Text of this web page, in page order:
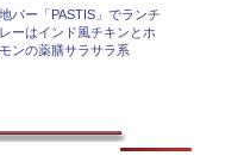
バー「PASTIS」でランチ
ーはインド風チキンとホ
ンの薬膳サラサラ系